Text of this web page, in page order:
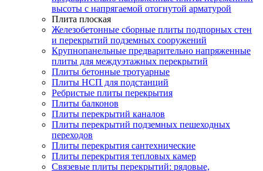
высоты с напрягаемой отогнутой арматурой
Плита плоская
Железобетонные сборные плиты подпорных стен
и перекрытий подземных сооружений
Крупнопанельные предварительно напряженные
плиты для междуэтажных перекрытий
Плиты бетонные тротуарные
Плиты НСП для подстанций
Ребристые плиты перекрытия
Плиты балконов
Плиты перекрытий каналов
Плиты перекрытий подземных пешеходных
переходов
Плиты перекрытия сантехнические
Плиты перекрытия тепловых камер
Связевые плиты перекрытий: рядовые,